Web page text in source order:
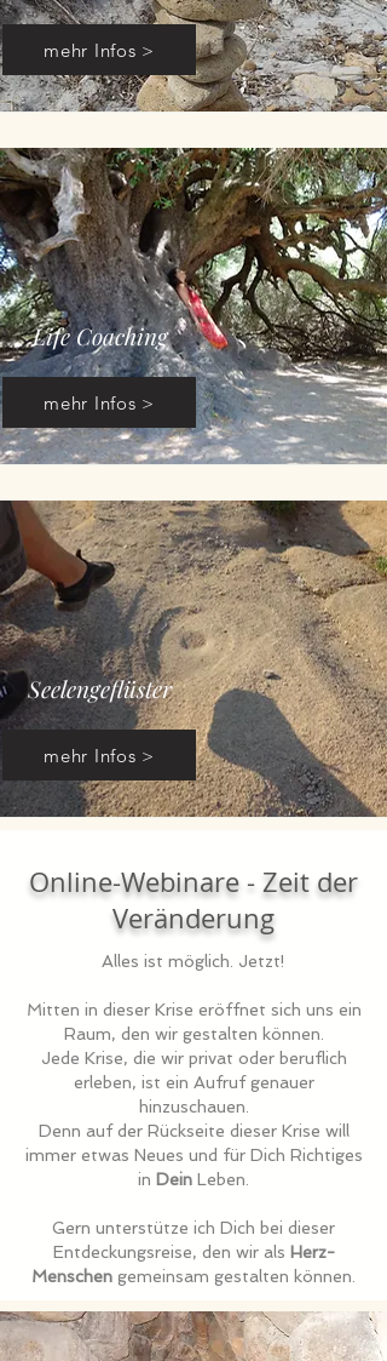
mehr Infos >
Life Coaching
mehr Infos >
Seelengeflüster
mehr Infos >
Online-Webinare - Zeit der
Veränderung
Alles ist möglich. Jetzt!
Mitten in dieser Krise eröffnet sich uns ein
Raum, den wir gestalten können.
Jede Krise, die wir privat oder beruflich
erleben, ist ein Aufruf genauer
hinzuschauen.
Denn auf der Rückseite dieser Krise will
immer etwas Neues und für Dich Richtiges
in Dein Leben.
Gern unterstütze ich Dich bei dieser
Entdeckungsreise, den wir als Herz-
Menschen gemeinsam gestalten können.